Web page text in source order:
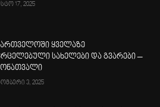
17, 2025
ყველაზე
სახელები და გვარები –
3, 2025